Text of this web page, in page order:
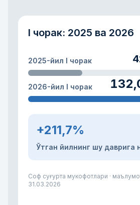
I чорак: 2025 ва 2026
2025-йил I чорак
2026-йил I чорак
+211,7%
Ўтган йилнинг шу даврига
Соф суғурта мукофотлари ·
31.03.2026